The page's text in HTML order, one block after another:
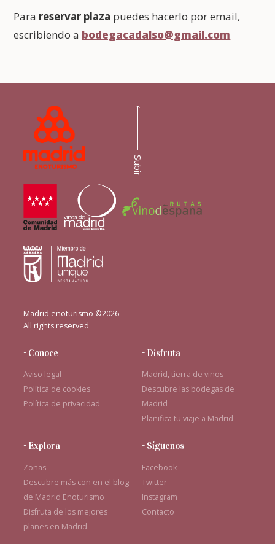
Para reservar plaza puedes hacerlo por email,
escribiendo a bodegacadalso@gmail.com
Madrid enoturismo ©2026
All rights reserved
- Conoce
Aviso legal
Política de cookies
Política de privacidad
- Disfruta
Madrid, tierra de vinos
Descubre las bodegas de
Madrid
Planifica tu viaje a Madrid
- Explora
Zonas
Descubre más con en el blog
de Madrid Enoturismo
Disfruta de los mejores
planes en Madrid
- Síguenos
Facebook
Twitter
Instagram
Contacto
Subir